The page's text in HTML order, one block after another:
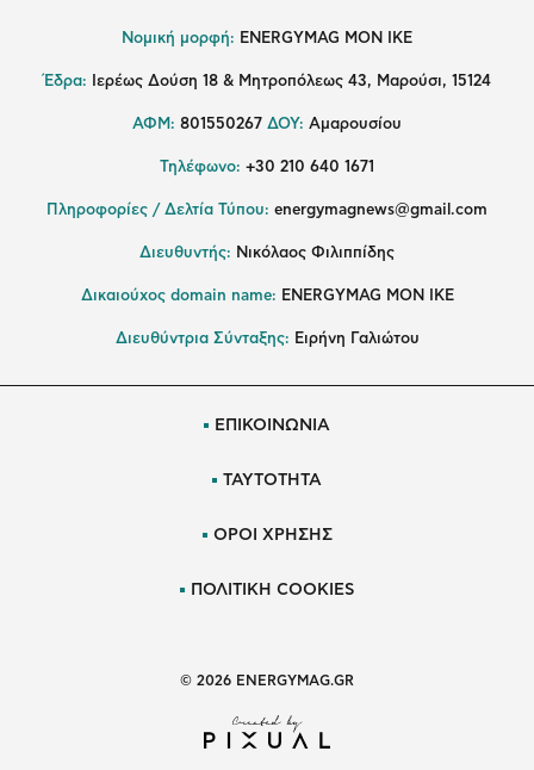
Νομική μορφή: ENERGYMAG MON IKE
Έδρα: Ιερέως Δούση 18 & Μητροπόλεως 43, Μαρούσι, 15124
ΑΦΜ: 801550267 ΔΟΥ: Αμαρουσίου
Τηλέφωνο: +30 210 640 1671
Πληροφορίες / Δελτία Τύπου: energymagnews@gmail.com
Διευθυντής: Νικόλαος Φιλιππίδης
Δικαιούχος domain name: ENERGYMAG ΜΟΝ ΙΚΕ
Διευθύντρια Σύνταξης: Ειρήνη Γαλιώτου
ΕΠΙΚΟΙΝΩΝΙΑ
ΤΑΥΤΟΤΗΤΑ
ΟΡΟΙ ΧΡΗΣΗΣ
ΠΟΛΙΤΙΚΗ COOKIES
© 2026 ENERGYMAG.GR